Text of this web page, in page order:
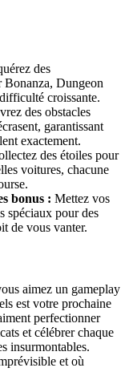
des
Bonanza, Dungeon
croissante.
des obstacles
garantissant
exactement.
des étoiles pour
voitures, chacune
bonus : Mettez vos
spéciaux pour des
de vous vanter.
aimez un gameplay
est votre prochaine
perfectionner
et célébrer chaque
insurmontables.
et où